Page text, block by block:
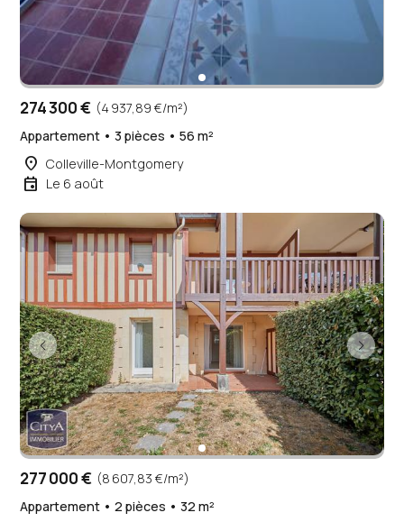
274 300 € (4 937,89 €/m²)
Appartement • 3 pièces • 56 m²
place Colleville-Montgomery
event Le 6 août
277 000 € (8 607,83 €/m²)
Appartement • 2 pièces • 32 m²